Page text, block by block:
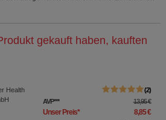
gekauft haben, kauften
Health
2
AVP*** 13,95 €
Unser Preis* 8,85 €